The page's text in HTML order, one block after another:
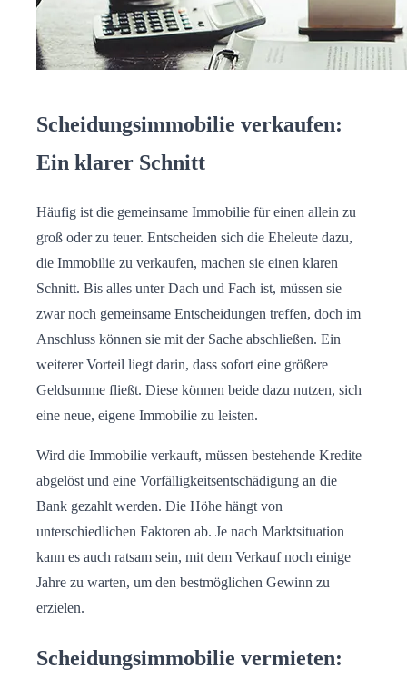
Scheidungsimmobilie verkaufen:
Ein klarer Schnitt
Häufig ist die gemeinsame Immobilie für einen allein zu
groß oder zu teuer. Entscheiden sich die Eheleute dazu,
die Immobilie zu verkaufen, machen sie einen klaren
Schnitt. Bis alles unter Dach und Fach ist, müssen sie
zwar noch gemeinsame Entscheidungen treffen, doch im
Anschluss können sie mit der Sache abschließen. Ein
weiterer Vorteil liegt darin, dass sofort eine größere
Geldsumme fließt. Diese können beide dazu nutzen, sich
eine neue, eigene Immobilie zu leisten.
Wird die Immobilie verkauft, müssen bestehende Kredite
abgelöst und eine Vorfälligkeitsentschädigung an die
Bank gezahlt werden. Die Höhe hängt von
unterschiedlichen Faktoren ab. Je nach Marktsituation
kann es auch ratsam sein, mit dem Verkauf noch einige
Jahre zu warten, um den bestmöglichen Gewinn zu
erzielen.
Scheidungsimmobilie vermieten: